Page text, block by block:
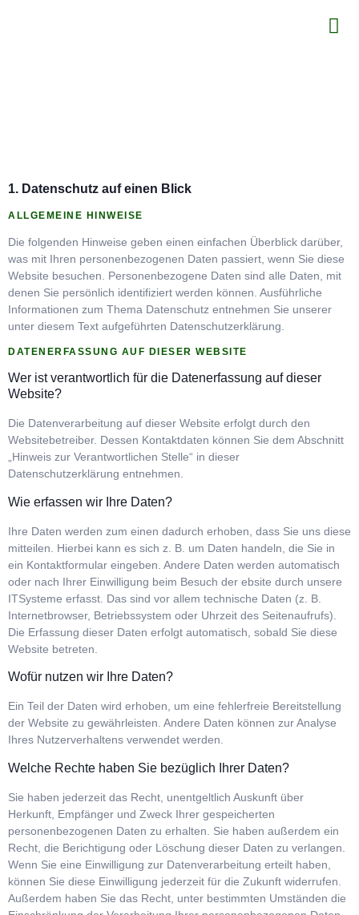
1. Datenschutz auf einen Blick
ALLGEMEINE HINWEISE
Die folgenden Hinweise geben einen einfachen Überblick darüber,
was mit Ihren personenbezogenen Daten passiert, wenn Sie diese
Website besuchen. Personenbezogene Daten sind alle Daten, mit
denen Sie persönlich identifiziert werden können. Ausführliche
Informationen zum Thema Datenschutz entnehmen Sie unserer
unter diesem Text aufgeführten Datenschutzerklärung.
DATENERFASSUNG AUF DIESER WEBSITE
Wer ist verantwortlich für die Datenerfassung auf dieser
Website?
Die Datenverarbeitung auf dieser Website erfolgt durch den
Websitebetreiber. Dessen Kontaktdaten können Sie dem Abschnitt
„Hinweis zur Verantwortlichen Stelle“ in dieser
Datenschutzerklärung entnehmen.
Wie erfassen wir Ihre Daten?
Ihre Daten werden zum einen dadurch erhoben, dass Sie uns diese
mitteilen. Hierbei kann es sich z. B. um Daten handeln, die Sie in
ein Kontaktformular eingeben. Andere Daten werden automatisch
oder nach Ihrer Einwilligung beim Besuch der ebsite durch unsere
ITSysteme erfasst. Das sind vor allem technische Daten (z. B.
Internetbrowser, Betriebssystem oder Uhrzeit des Seitenaufrufs).
Die Erfassung dieser Daten erfolgt automatisch, sobald Sie diese
Website betreten.
Wofür nutzen wir Ihre Daten?
Ein Teil der Daten wird erhoben, um eine fehlerfreie Bereitstellung
der Website zu gewährleisten. Andere Daten können zur Analyse
Ihres Nutzerverhaltens verwendet werden.
Welche Rechte haben Sie bezüglich Ihrer Daten?
Sie haben jederzeit das Recht, unentgeltlich Auskunft über
Herkunft, Empfänger und Zweck Ihrer gespeicherten
personenbezogenen Daten zu erhalten. Sie haben außerdem ein
Recht, die Berichtigung oder Löschung dieser Daten zu verlangen.
Wenn Sie eine Einwilligung zur Datenverarbeitung erteilt haben,
können Sie diese Einwilligung jederzeit für die Zukunft widerrufen.
Außerdem haben Sie das Recht, unter bestimmten Umständen die